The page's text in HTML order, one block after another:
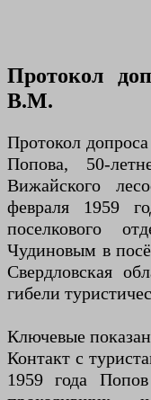
Протокол
В.М.
Протокол
Попова, 50-
Вижайского
февраля 1959
поселкового
Чудиновым в
Свердловская
гибели
Ключевые
Контакт с
1959 года